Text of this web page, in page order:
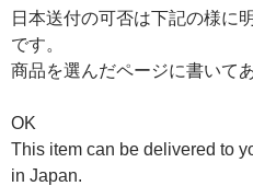
日本送付の可否は下記の様に
です。
商品を選んだページに書いて
OK
This item can be delivered to
in Japan.